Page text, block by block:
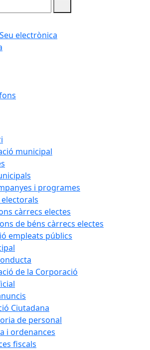
electrònica
municipal
i programes
càrrecs electes
de béns càrrecs electes
empleats públics
de la Corporació
Ciutadana
de personal
i ordenances
fiscals